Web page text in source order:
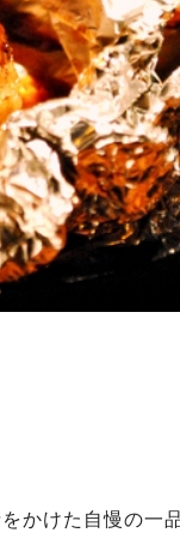
をかけた自慢の一